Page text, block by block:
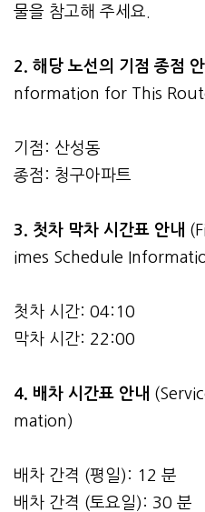
물을 참고해 주세요.
2. 해당 노선의 기점 종점
nformation for This
기점: 산성동
종점: 청구아파트
3. 첫차 막차 시간표 안내
imes Schedule
첫차 시간: 04:10
막차 시간: 22:00
4. 배차 시간표 안내
mation)
배차 간격 (평일): 12 분
배차 간격 (토요일): 30 분